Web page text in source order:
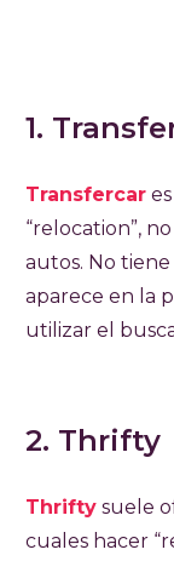
1.
Transfercar
“relocation”,
autos. No
aparece en la
utilizar el
2. Thrifty
Thrifty suele
cuales hacer